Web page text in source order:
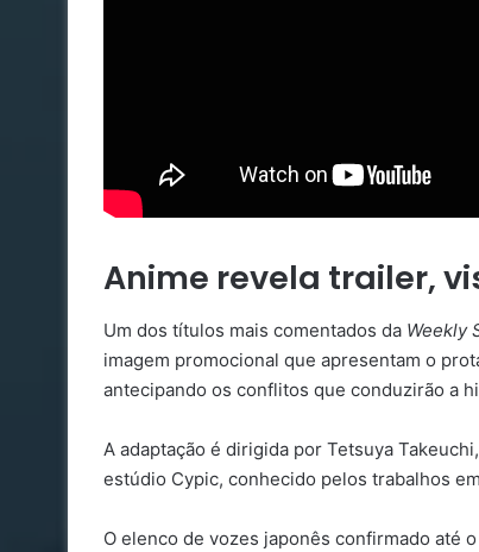
Anime revela trailer,
Um dos títulos mais comentados da Weekly
imagem promocional que apresentam o
antecipando os conflitos que conduzirão a
A adaptação é dirigida por Tetsuya
estúdio Cypic, conhecido pelos trabalhos em
O elenco de vozes japonês confirmado até